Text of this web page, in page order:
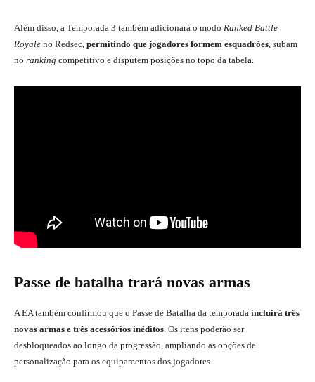
Além disso, a Temporada 3 também adicionará o modo Ranked Battle
Royale no Redsec, permitindo que jogadores formem esquadrões, subam
no ranking competitivo e disputem posições no topo da tabela.
Passe de batalha trará novas armas
A EA também confirmou que o Passe de Batalha da temporada incluirá três
novas armas e três acessórios inéditos . Os itens poderão ser
desbloqueados ao longo da progressão, ampliando as opções de
personalização para os equipamentos dos jogadores.